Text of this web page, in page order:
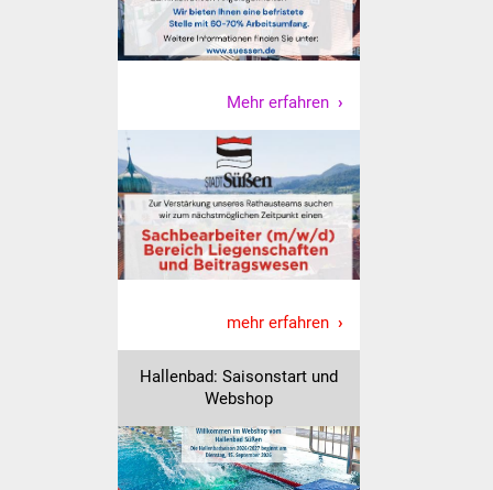
NETZMonitor
Gesundheit und Notfall
Ärzte und Apotheken
Pflege von Angehörigen
Hitzewarnung / UV-
Index
Bürgerbus (MOBS)
Abfall und Entsorgung
Kultur & Freizeit
Mehr erfahren
mehr erfahren
Hallenbad: Saisonstart und
Webshop